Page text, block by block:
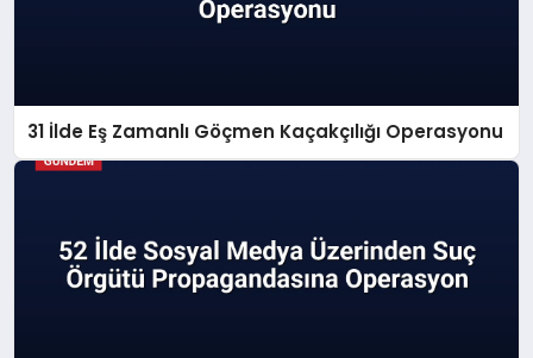
31 İlde Eş Zamanlı Göçmen Kaçakçılığı Operasyonu